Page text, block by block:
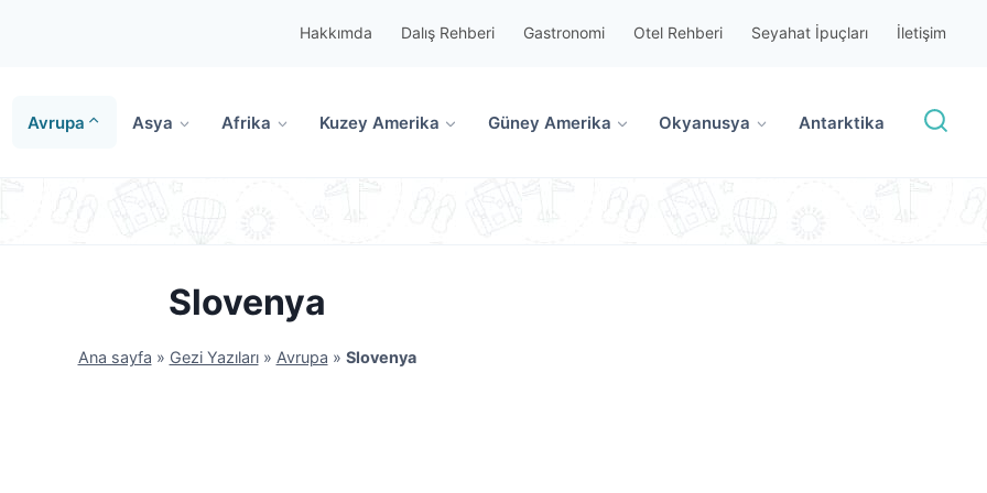
Hakkımda Dalış Rehberi Gastronomi Otel Rehberi Seyahat İpuçları İletişim
Avrupa Asya Afrika Kuzey Amerika Güney Amerika Okyanusya Antarktika
Slovenya
Ana sayfa » Gezi Yazıları» Avrupa » Slovenya